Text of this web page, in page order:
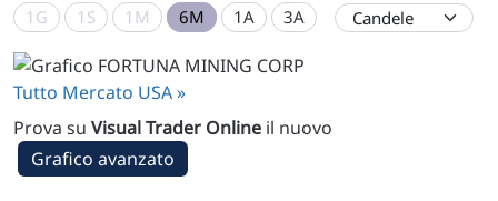
1G 1S 1M 6M 1A 3A
Tutto Mercato USA »
Prova su Visual Trader Online il nuovo
Grafico avanzato